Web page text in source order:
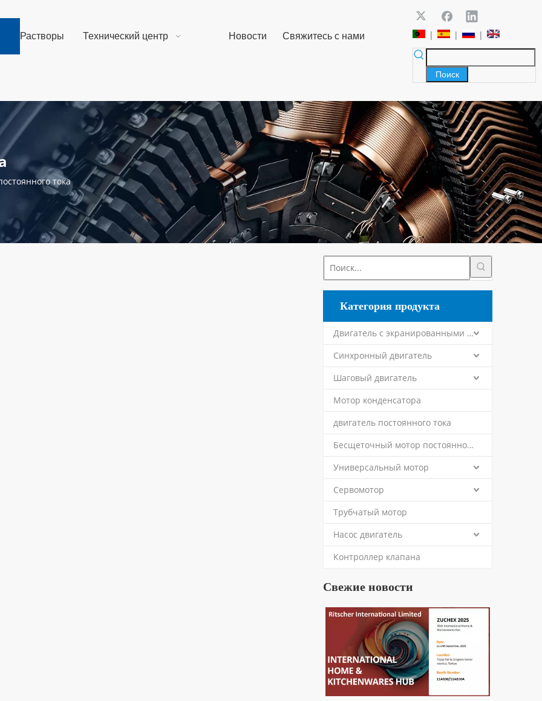
Растворы Технический центр Новости Свяжитесь с нами | | |
Поиск
тока
Категория продукта
Двигатель с экранированными полюсами
Синхронный двигатель
Шаговый двигатель
Мотор конденсатора
двигатель постоянного тока
Бесщеточный мотор постоянного тока
Универсальный мотор
Сервомотор
Трубчатый мотор
Насос двигатель
Контроллер клапана
Свежие новости